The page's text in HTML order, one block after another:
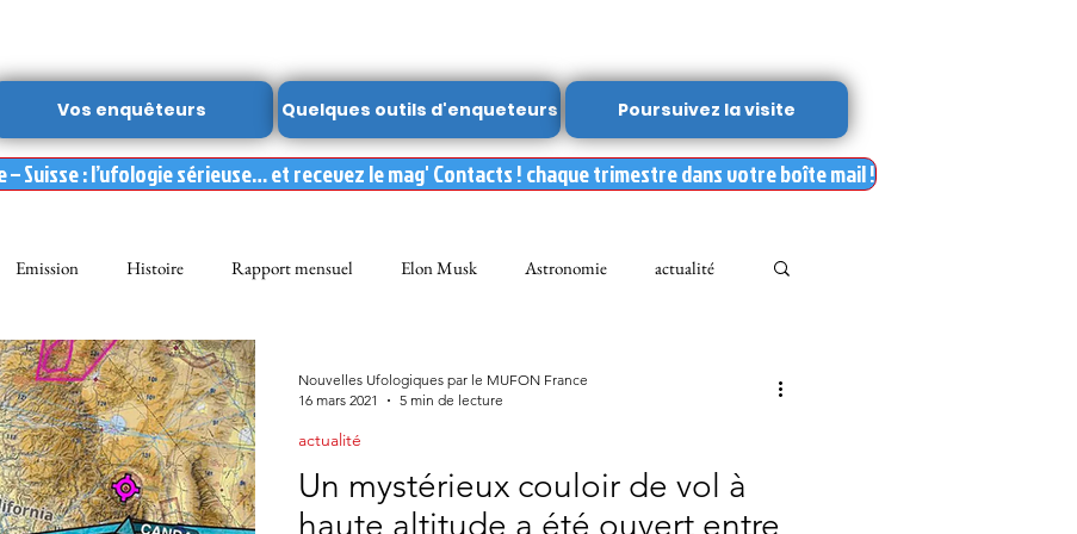
Vos enquêteurs Quelques outils d'enqueteurs Poursuivez la visite
– Suisse : l’ufologie sérieuse… et recevez le mag' Contacts ! chaque trimestre dans votre boîte mail !
Emission Histoire Rapport mensuel Elon Musk Astronomie actualité
Dossier spécial MUFON
Observation ARCHIVES
Un mystérieux couloir de vol à
haute altitude a été ouvert entre
actualité
Nouvelles Ufologiques par le MUFON France
16 mars 2021
5 min de lecture